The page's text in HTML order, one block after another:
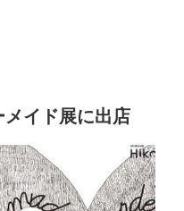
イド展に出店